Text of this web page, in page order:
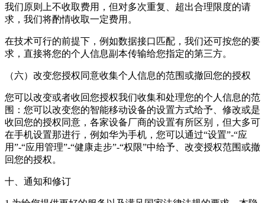
我们原则上不收取费用，但对多次重复、超出合理限度的请
求，我们将酌情收取一定费用。
在技术可行的前提下，例如数据接口匹配，我们还可按您的要
求，直接将您的个人信息副本传输给您指定的第三方。
（六）改变您授权同意收集个人信息的范围或撤回您的授权
您可以改变或者收回您授权我们收集和处理您的个人信息的范
围：您可以改变您的智能移动设备的设置方式给予、修改或是
收回您的授权同意，各家设备厂商的设置有所区别，但大多可
在手机设置那进行，例如华为手机，您可以通过“设置”-“应
用”-“应用管理”-“健康走步”-“权限”中给予、改变授权范围或撤
回您的授权。
十、通知和修订